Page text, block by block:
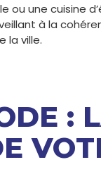
ou une cuisine
à la
la ville.
: